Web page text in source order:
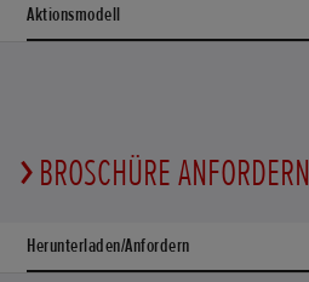
Aktionsmodell
BROSCHÜRE ANFORDERN
Herunterladen/Anfordern